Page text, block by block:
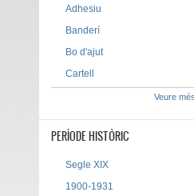
Adhesiu
Banderí
Bo d'ajut
Cartell
Veure més
PERÍODE HISTÒRIC
Segle XIX
1900-1931